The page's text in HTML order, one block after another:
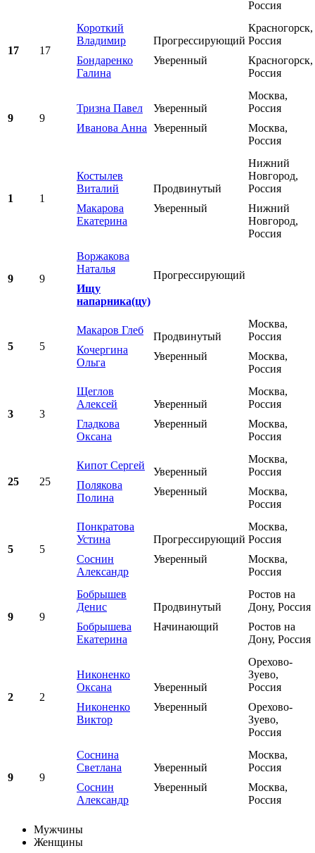
Россия
17 17
Короткий
Владимир
Бондаренко
Галина
Прогрессирующий
Уверенный
Красногорск,
Россия
Красногорск,
Россия
9 9
Тризна Павел
Иванова Анна
Уверенный
Уверенный
Москва,
Россия
Москва,
Россия
1 1
Костылев
Виталий
Макарова
Екатерина
Продвинутый
Уверенный
Нижний
Новгород,
Россия
Нижний
Новгород,
Россия
9 9
Воржакова
Наталья
Ищу
напарника(цу)
Прогрессирующий
5 5
Макаров Глеб
Кочергина
Ольга
Продвинутый
Уверенный
Москва,
Россия
Москва,
Россия
3 3
Щеглов
Алексей
Гладкова
Оксана
Уверенный
Уверенный
Москва,
Россия
Москва,
Россия
25 25
Кипот Сергей
Полякова
Полина
Уверенный
Уверенный
Мoсква,
Россия
Мoсква,
Россия
5 5
Понкратова
Устина
Соснин
Александр
Прогрессирующий
Уверенный
Москва,
Россия
Москва,
Россия
9 9
Бобрышев
Денис
Бобрышева
Екатерина
Продвинутый
Начинающий
Ростов на
Дону, Россия
Ростов на
Дону, Россия
2 2
Никоненко
Оксана
Никоненко
Виктор
Уверенный
Уверенный
Орехово-
Зуево,
Россия
Орехово-
Зуево,
Россия
9 9
Соснина
Светлана
Соснин
Александр
Уверенный
Уверенный
Москва,
Россия
Москва,
Россия
Мужчины
Женщины